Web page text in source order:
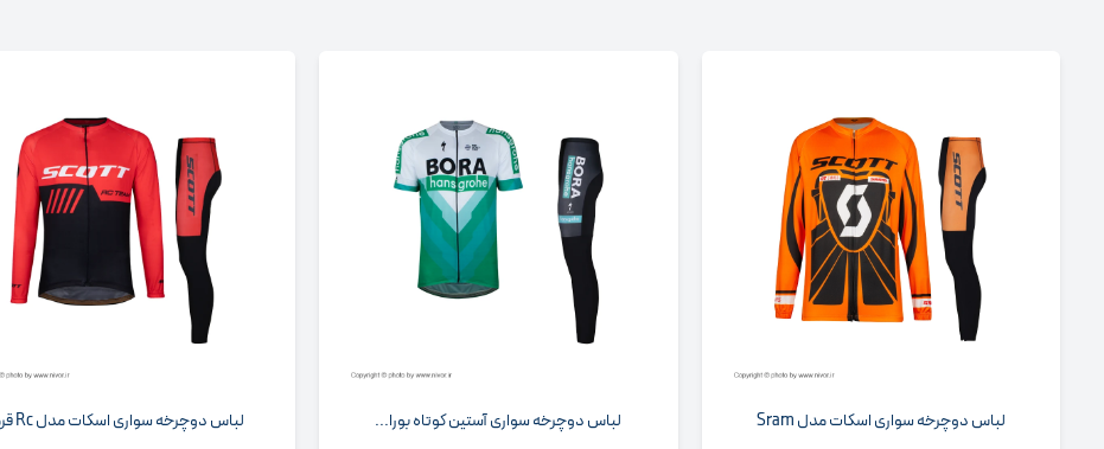
لباس دوچرخه سواری آستین کوتاه بورا... لباس دوچرخه سواری اسکات مدل Rc قرمز لباس دوچرخه سواری اسکات مدل Rc زرد